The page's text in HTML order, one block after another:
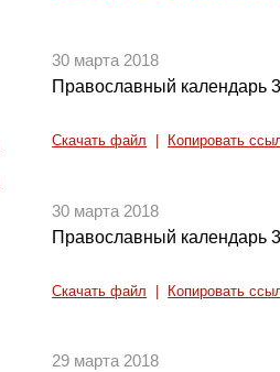
30 марта 2018
Православный календарь
Скачать файл Копировать
30 марта 2018
Православный календарь
Скачать файл Копировать
29 марта 2018